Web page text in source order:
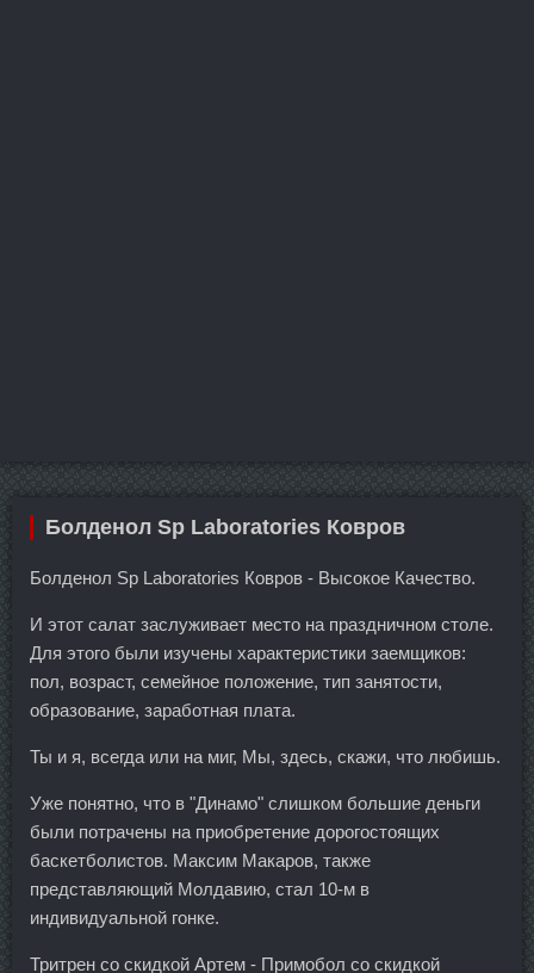
Болденол Sp Laboratories Ковров
Болденол Sp Laboratories Ковров - Высокое Качество.
И этот салат заслуживает место на праздничном столе.
Для этого были изучены характеристики заемщиков:
пол, возраст, семейное положение, тип занятости,
образование, заработная плата.
Ты и я, всегда или на миг, Мы, здесь, скажи, что любишь.
Уже понятно, что в "Динамо" слишком большие деньги
были потрачены на приобретение дорогостоящих
баскетболистов. Максим Макаров, также
представляющий Молдавию, стал 10-м в
индивидуальной гонке.
Тритрен со скидкой Артем - Примобол со скидкой